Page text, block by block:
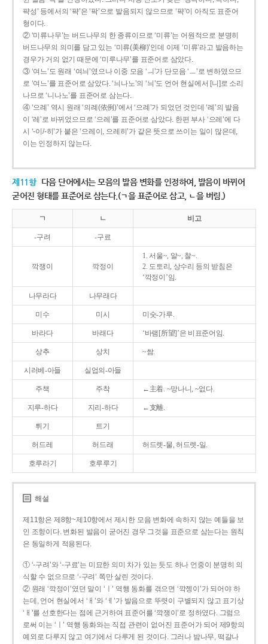
퍅성’ 등에서의 ‘퍅’은 ‘팍’으로 발음되지 않으므로 ‘퍅’이 아직도 표준어
형이다.
② ‘미류나무’는 버드나무의 한 종류이므로 ‘미류’는 어원적으로 분명히
버드나무의 의미를 담고 있는 ‘미류(美柳)’인데 이제 ‘미류’라고 발음하는
경우가 거의 없기 때문에 ‘미루나무’를 표준어로 삼았다.
③ ‘여느’도 원래 ‘여늬’였으나 이중 모음 ‘ㅢ’가 단모음 ‘ㅡ’로 변하였으므
로 ‘여느’를 표준어로 삼았다. ‘늬나노’의 ‘늬’도 언어 현실에서 [니]로 소리
나므로 ‘니나노’를 표준어로 삼는다.
④ ‘으례’ 역시 원래 ‘의례(依例)’에서 ‘으례’가 되었던 것인데 ‘례’의 발음
이 ‘레’로 바뀌었으므로 ‘으레’를 표준어로 삼았다. 한편 부사 ‘으레’에 다
시 ‘-이/-히’가 붙은 ‘으레이, 으레히’가 같은 뜻으로 쓰이는 일이 많은데,
이는 인정하지 않는다.
제11항 다음 단어에서는 모음의 발음 변화를 인정하여, 발음이 바뀌어
굳어진 형태를 표준어로 삼는다.(ㄱ을 표준어로 삼고, ㄴ을 버림.)
ㄱ ㄴ 비고
-구려 -구료
깍쟁이 깍정이
1. 서울~, 알~, 찰~.
2. 도토리, 상수리 등의 받침은
‘깍정이’임.
나무라다 나무래다
미수 미시 미숫-가루.
바라다 바래다 ‘바램[所望]’은 비표준어임.
상추 상치 ~쌈.
시러베-아들 실업의-아들
주책 주착 ←主着. ~망나니, ~없다.
지루-하다 지리-하다 ←支離.
튀기 트기
허드레 허드래 허드렛-물, 허드렛-일.
호루라기 호루루기
해설
제11항은 제8항~제10항에서 제시한 모음 변화에 속하지 않는 예들을 보
인 조항이다. 변화된 발음이 굳어진 경우 그것을 표준으로 삼는다는 원칙
은 동일하게 적용된다.
① ‘-구려’와 ‘-구료’는 미묘한 의미 차가 있는 듯도 하나 언중이 분명히 의
식할 수 없으므로 ‘-구려’ 쪽만 살린 것이다.
② 원래 ‘깍정이’였던 말이 ‘ㅣ’ 역행 동화를 겪으면 ‘깍젱이’가 되어야 하
는데, 언어 현실에서 ‘ㅐ’와 ‘ㅔ’가 발음으로 뚜렷이 구별되지 않고 표기상
‘ㅐ’를 선호한다는 점에 근거하여 표준어를 ‘깍쟁이’로 정하였다. 그럼으
로써 이는 ‘ㅣ’ 역행 동화와는 직접 관련이 없어진 표준어가 되어 제9항의
예외로 다루지 않고 여기에서 다루게 된 것이다. 그러나 밤나무, 떡갈나